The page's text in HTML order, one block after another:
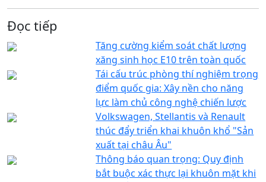
Đọc tiếp
Tăng cường kiểm soát chất lượng
xăng sinh học E10 trên toàn quốc
Tái cấu trúc phòng thí nghiệm trọng
điểm quốc gia: Xây nền cho năng
lực làm chủ công nghệ chiến lược
Volkswagen, Stellantis và Renault
thúc đẩy triển khai khuôn khổ "Sản
xuất tại châu Âu"
Thông báo quan trọng: Quy định
bắt buộc xác thực lại khuôn mặt khi